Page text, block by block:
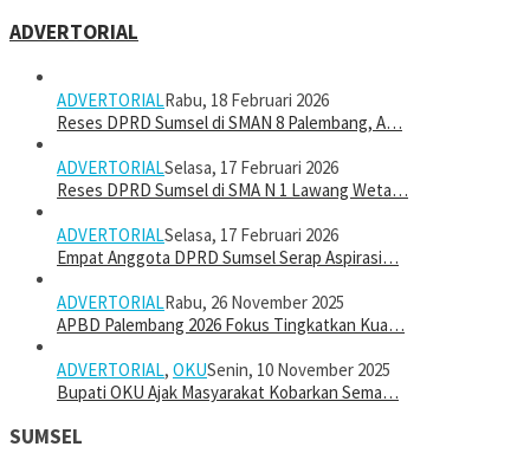
ADVERTORIAL
ADVERTORIALRabu, 18 Februari 2026
Reses DPRD Sumsel di SMAN 8 Palembang, A…
ADVERTORIALSelasa, 17 Februari 2026
Reses DPRD Sumsel di SMA N 1 Lawang Weta…
ADVERTORIALSelasa, 17 Februari 2026
Empat Anggota DPRD Sumsel Serap Aspirasi…
ADVERTORIALRabu, 26 November 2025
APBD Palembang 2026 Fokus Tingkatkan Kua…
ADVERTORIAL, OKUSenin, 10 November 2025
Bupati OKU Ajak Masyarakat Kobarkan Sema…
SUMSEL